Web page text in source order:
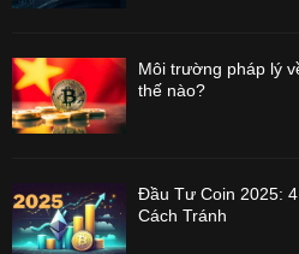
Môi trường pháp lý
thế nào?
Đầu Tư Coin 2025:
Cách Tránh